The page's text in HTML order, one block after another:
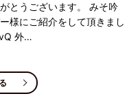
とうございます。 みそ吟
様にご紹介をして頂きまし
外…